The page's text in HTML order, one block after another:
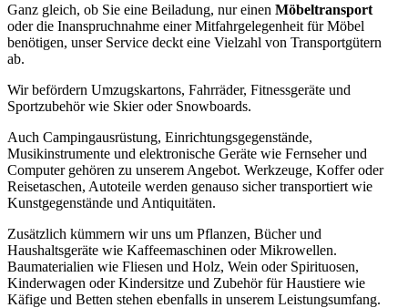
Ganz gleich, ob Sie eine Beiladung, nur einen Möbeltransport
oder die Inanspruchnahme einer Mitfahrgelegenheit für Möbel
benötigen, unser Service deckt eine Vielzahl von Transportgütern
ab.
Wir befördern Umzugskartons, Fahrräder, Fitnessgeräte und
Sportzubehör wie Skier oder Snowboards.
Auch Campingausrüstung, Einrichtungsgegenstände,
Musikinstrumente und elektronische Geräte wie Fernseher und
Computer gehören zu unserem Angebot. Werkzeuge, Koffer oder
Reisetaschen, Autoteile werden genauso sicher transportiert wie
Kunstgegenstände und Antiquitäten.
Zusätzlich kümmern wir uns um Pflanzen, Bücher und
Haushaltsgeräte wie Kaffeemaschinen oder Mikrowellen.
Baumaterialien wie Fliesen und Holz, Wein oder Spirituosen,
Kinderwagen oder Kindersitze und Zubehör für Haustiere wie
Käfige und Betten stehen ebenfalls in unserem Leistungsumfang.